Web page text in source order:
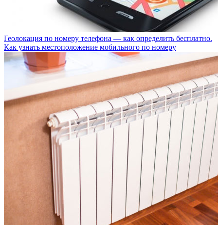
Геолокация по номеру телефона — как определить бесплатно.
Как узнать местоположение мобильного по номеру